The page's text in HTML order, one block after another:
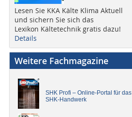
Lesen Sie KKA Kälte Klima Aktuell
und sichern Sie sich das
Lexikon Kältetechnik gratis dazu!
Details
Weitere Fachmagazine
SHK Profi – Online-Portal für das
SHK-Handwerk